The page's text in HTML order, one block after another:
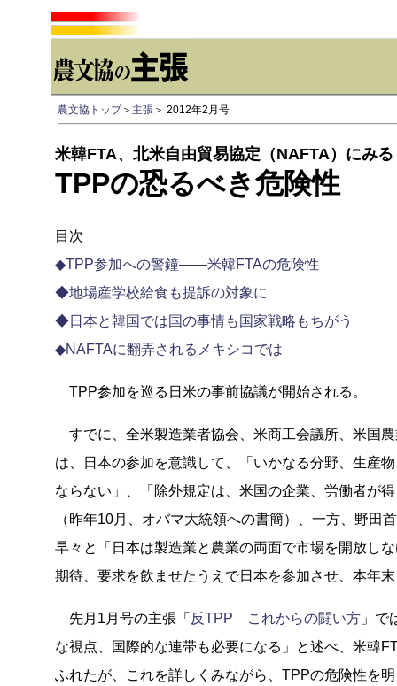
農文協トップ＞ 主張＞ 2012年2月号
米韓FTA、北米自由貿易協定（NAFTA）にみる
TPPの恐るべき危険性
目次
◆TPP参加への警鐘――米韓FTAの危険性
◆地場産学校給食も提訴の対象に
◆日本と韓国では国の事情も国家戦略もちがう
◆NAFTAに翻弄されるメキシコでは
TPP参加を巡る日米の事前協議が開始される。
すでに、全米製造業者協会、米商工会議所、米国
は、日本の参加を意識して、「いかなる分野、生産
ならない」、「除外規定は、米国の企業、労働者が
（昨年10月、オバマ大統領への書簡）、一方、野
早々と「日本は製造業と農業の両面で市場を開放し
期待、要求を飲ませたうえで日本を参加させ、本年
先月1月号の主張「 反TPP これからの闘い方」で
な視点、国際的な連帯も必要になる」と述べ、米韓
ふれたが、これを詳しくみながら、TPPの危険性を